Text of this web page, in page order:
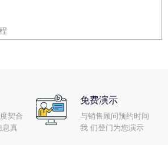
契合
真
免费演示
与销售顾问预约时间
我 们登门为您演示